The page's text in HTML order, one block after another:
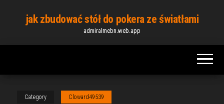
content
jak zbudować stół do pokera ze światłami
admiralmebn.web.app
Category Cloward49539